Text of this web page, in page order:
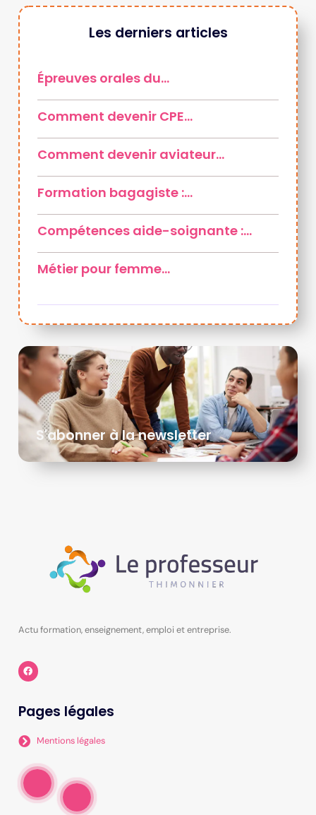
Les derniers articles
Épreuves orales du…
Comment devenir CPE…
Comment devenir aviateur…
Formation bagagiste :…
Compétences aide-soignante :…
Métier pour femme…
S'abonner à la newsletter
Actu formation, enseignement, emploi et entreprise.
Pages légales
Mentions légales